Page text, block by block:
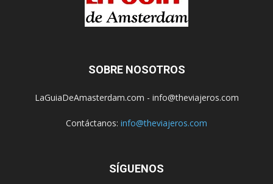
SOBRE NOSOTROS
LaGuiaDeAmasterdam.com - info@theviajeros.com
Contáctanos: info@theviajeros.com
SÍGUENOS